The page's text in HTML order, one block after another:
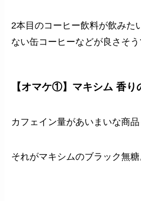
2本目のコーヒー飲料が飲みた
ない缶コーヒーなどが良さそう
【オマケ①】マキシム 香り
カフェイン量があいまいな商品
それがマキシムのブラック無糖